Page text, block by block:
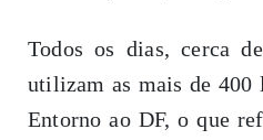
Todos os dias, cerca
utilizam as mais de 400
Entorno ao DF, o que